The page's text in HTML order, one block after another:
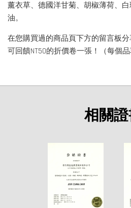
薰衣草、德國洋甘菊、胡椒薄荷、
油。
在您購買過的商品頁下方的留言板
可回饋NT50的折價卷一張！（每個品
相關